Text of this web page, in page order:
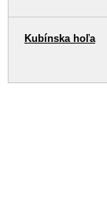
Kubínska hoľa